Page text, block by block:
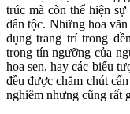
trúc mà còn thể hiện
dân tộc. Những hoa
dụng trang trí trong
trong tín ngưỡng của
hoa sen, hay các biểu
đều được chăm chút
nghiêm nhưng cũng rất